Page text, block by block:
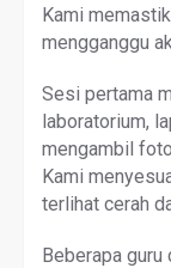
Kami
mengganggu
Sesi pertama
laboratorium,
mengambil
Kami
terlihat cerah
Beberapa